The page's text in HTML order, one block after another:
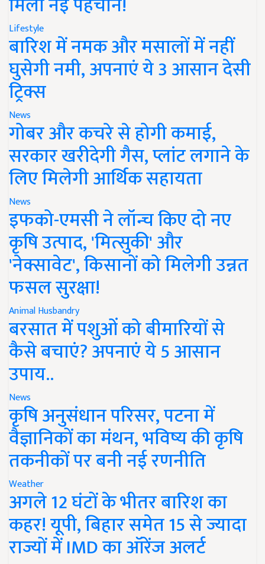
Lifestyle
बारिश में नमक और मसालों में नहीं
घुसेगी नमी, अपनाएं ये 3 आसान देसी
ट्रिक्स
News
गोबर और कचरे से होगी कमाई,
सरकार खरीदेगी गैस, प्लांट लगाने के
लिए मिलेगी आर्थिक सहायता
News
इफको-एमसी ने लॉन्च किए दो नए
कृषि उत्पाद, 'मित्सुकी' और
'नेक्सावेट', किसानों को मिलेगी उन्नत
फसल सुरक्षा!
Animal Husbandry
बरसात में पशुओं को बीमारियों से
कैसे बचाएं? अपनाएं ये 5 आसान
उपाय..
News
कृषि अनुसंधान परिसर, पटना में
वैज्ञानिकों का मंथन, भविष्य की कृषि
तकनीकों पर बनी नई रणनीति
Weather
अगले 12 घंटों के भीतर बारिश का
कहर! यूपी, बिहार समेत 15 से ज्यादा
राज्यों में IMD का ऑरेंज अलर्ट